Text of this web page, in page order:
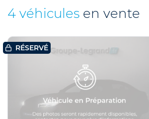
4 véhicules en vente
RÉSERVÉ